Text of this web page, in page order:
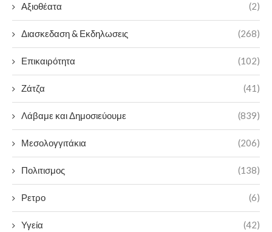
Αξιοθέατα (2)
Διασκεδαση & Εκδηλωσεις (268)
Επικαιρότητα (102)
Ζάτζα (41)
Λάβαμε και Δημοσιεύουμε (839)
Μεσολογγιτάκια (206)
Πολιτισμος (138)
Ρετρο (6)
Υγεία (42)